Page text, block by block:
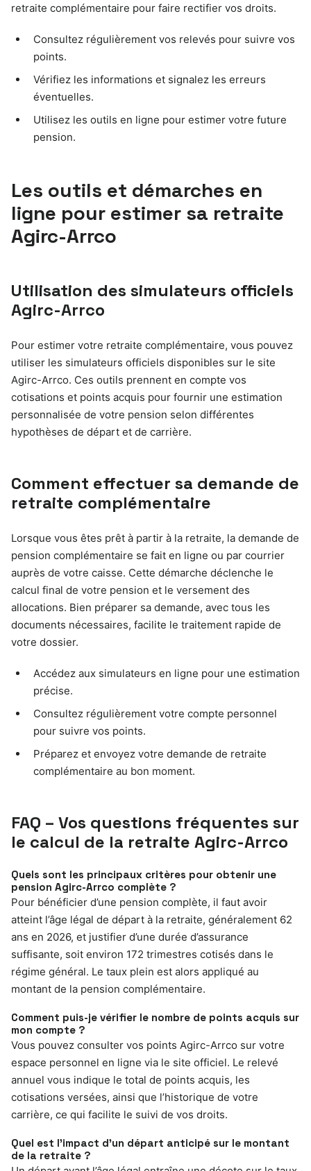
retraite complémentaire pour faire rectifier vos droits.
Consultez régulièrement vos relevés pour suivre vos
points.
Vérifiez les informations et signalez les erreurs
éventuelles.
Utilisez les outils en ligne pour estimer votre future
pension.
Les outils et démarches en
ligne pour estimer sa retraite
Agirc-Arrco
Utilisation des simulateurs officiels
Agirc-Arrco
Pour estimer votre retraite complémentaire, vous pouvez
utiliser les simulateurs officiels disponibles sur le site
Agirc-Arrco. Ces outils prennent en compte vos
cotisations et points acquis pour fournir une estimation
personnalisée de votre pension selon différentes
hypothèses de départ et de carrière.
Comment effectuer sa demande de
retraite complémentaire
Lorsque vous êtes prêt à partir à la retraite, la demande de
pension complémentaire se fait en ligne ou par courrier
auprès de votre caisse. Cette démarche déclenche le
calcul final de votre pension et le versement des
allocations. Bien préparer sa demande, avec tous les
documents nécessaires, facilite le traitement rapide de
votre dossier.
Accédez aux simulateurs en ligne pour une estimation
précise.
Consultez régulièrement votre compte personnel
pour suivre vos points.
Préparez et envoyez votre demande de retraite
complémentaire au bon moment.
FAQ – Vos questions fréquentes sur
le calcul de la retraite Agirc-Arrco
Quels sont les principaux critères pour obtenir une
pension Agirc-Arrco complète ?
Pour bénéficier d’une pension complète, il faut avoir
atteint l’âge légal de départ à la retraite, généralement 62
ans en 2026, et justifier d’une durée d’assurance
suffisante, soit environ 172 trimestres cotisés dans le
régime général. Le taux plein est alors appliqué au
montant de la pension complémentaire.
Comment puis-je vérifier le nombre de points acquis sur
mon compte ?
Vous pouvez consulter vos points Agirc-Arrco sur votre
espace personnel en ligne via le site officiel. Le relevé
annuel vous indique le total de points acquis, les
cotisations versées, ainsi que l’historique de votre
carrière, ce qui facilite le suivi de vos droits.
Quel est l’impact d’un départ anticipé sur le montant
de la retraite ?